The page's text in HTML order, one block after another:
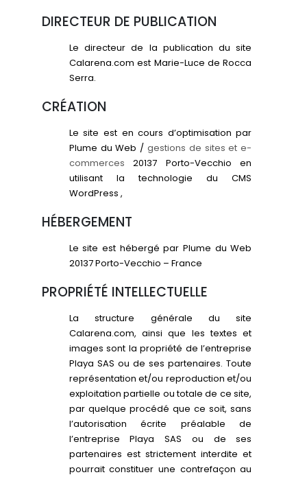
DIRECTEUR DE PUBLICATION
Le directeur de la publication du site
Calarena.com est Marie-Luce de Rocca
Serra.
CRÉATION
Le site est en cours d’optimisation par
Plume du Web / gestions de sites et e-
commerces 20137 Porto-Vecchio en
utilisant la technologie du CMS
WordPress ,
HÉBERGEMENT
Le site est hébergé par Plume du Web
20137 Porto-Vecchio – France
PROPRIÉTÉ INTELLECTUELLE
La structure générale du site
Calarena.com, ainsi que les textes et
images sont la propriété de l’entreprise
Playa SAS ou de ses partenaires. Toute
représentation et/ou reproduction et/ou
exploitation partielle ou totale de ce site,
par quelque procédé que ce soit, sans
l’autorisation écrite préalable de
l’entreprise Playa SAS ou de ses
partenaires est strictement interdite et
pourrait constituer une contrefaçon au